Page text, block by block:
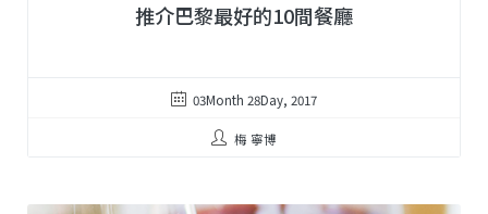
推介巴黎最好的10間餐廳
03Month 28Day, 2017
梅 寧博